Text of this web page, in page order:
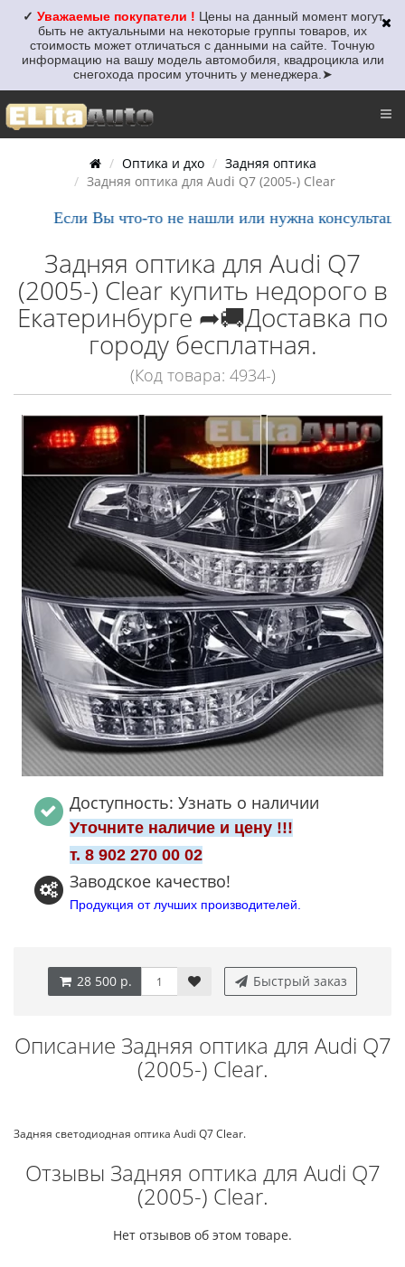
✓ Уважаемые покупатели ! Цены на данный момент могут
быть не актуальными на некоторые группы товаров, их
стоимость может отличаться с данными на сайте. Точную
информацию на вашу модель автомобиля, квадроцикла или
снегохода просим уточнить у менеджера. ➤
Оптика и дхо
Задняя оптика
Задняя оптика для Audi Q7 (2005-) Clear
Если Вы что-то не нашли или нужна
Задняя оптика для Audi Q7
(2005-) Clear купить недорого в
Екатеринбурге ➦🚚Доставка по
городу бесплатная.
(Код товара: 4934-)
Доступность: Узнать о наличии
Уточните наличие и цену !!!
т. 8 902 270 00 02
Заводское качество!
Продукция от лучших производителей.
28 500 р. Быстрый заказ
Описание Задняя оптика для Audi Q7
(2005-) Clear.
Задняя светодиодная оптика Audi Q7 Clear.
Отзывы Задняя оптика для Audi Q7
(2005-) Clear.
Нет отзывов об этом товаре.